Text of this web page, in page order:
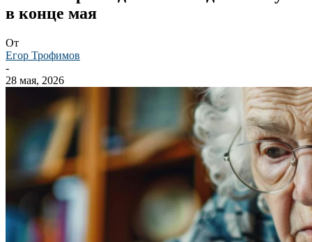
в конце мая
От
Егор Трофимов
-
28 мая, 2026